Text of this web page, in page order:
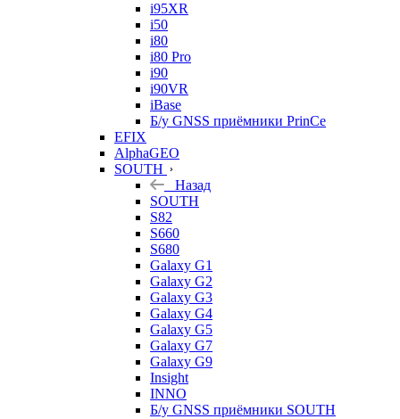
i95XR
i50
i80
i80 Pro
i90
i90VR
iBase
Б/у GNSS приёмники PrinCe
EFIX
AlphaGEO
SOUTH
Назад
SOUTH
S82
S660
S680
Galaxy G1
Galaxy G2
Galaxy G3
Galaxy G4
Galaxy G5
Galaxy G7
Galaxy G9
Insight
INNO
Б/у GNSS приёмники SOUTH